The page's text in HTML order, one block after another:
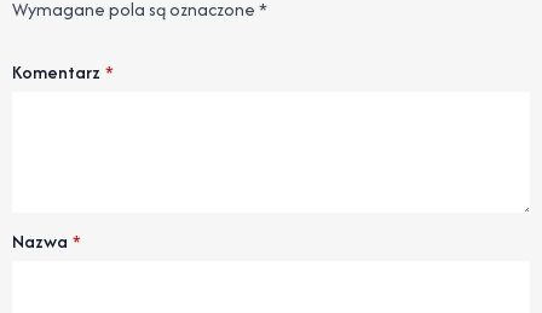
Wymagane pola są oznaczone*
Komentarz *
Nazwa *